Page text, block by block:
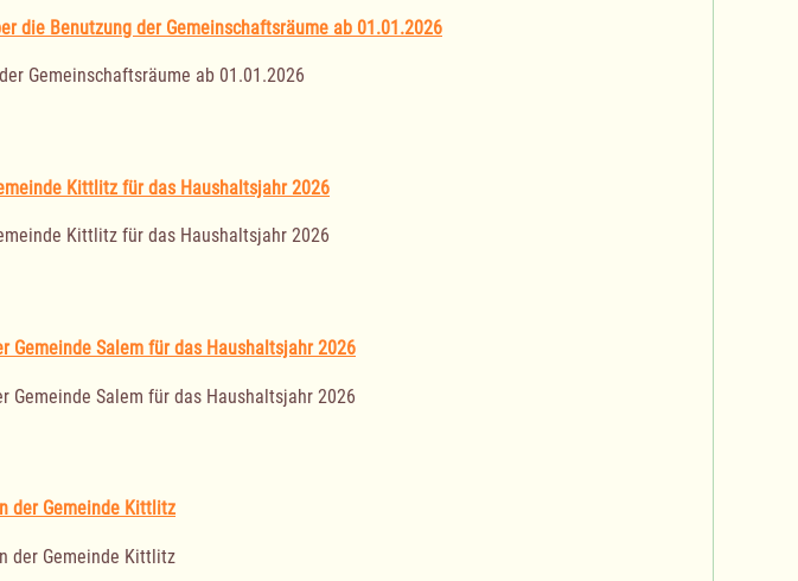
die Benutzung der Gemeinschaftsräume ab 01.01.2026
Gemeinschaftsräume ab 01.01.2026
Kittlitz für das Haushaltsjahr 2026
Kittlitz für das Haushaltsjahr 2026
Gemeinde Salem für das Haushaltsjahr 2026
Gemeinde Salem für das Haushaltsjahr 2026
der Gemeinde Kittlitz
der Gemeinde Kittlitz